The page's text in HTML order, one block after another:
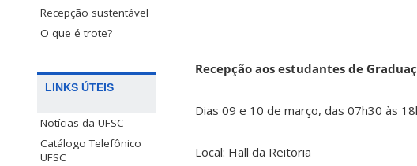
Recepção sustentável
O que é trote?
LINKS ÚTEIS
Notícias da UFSC
Catálogo Telefônico
UFSC
Recepção aos estudantes de
Dias 09 e 10 de março, das 07h30 às
Local: Hall da Reitoria